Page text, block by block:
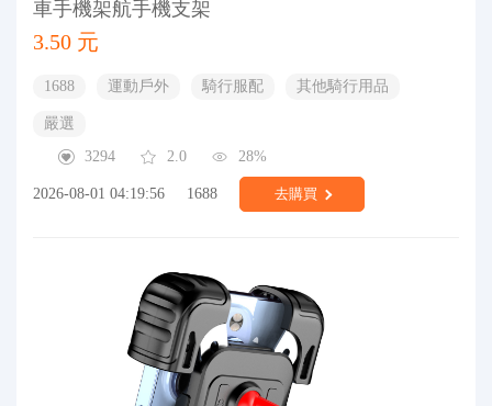
車手機架航手機支架
3.50 元
1688 運動戶外 騎行服配 其他騎行用品
嚴選
3294
2.0 28%
2026-08-01 04:19:56 1688 去購買